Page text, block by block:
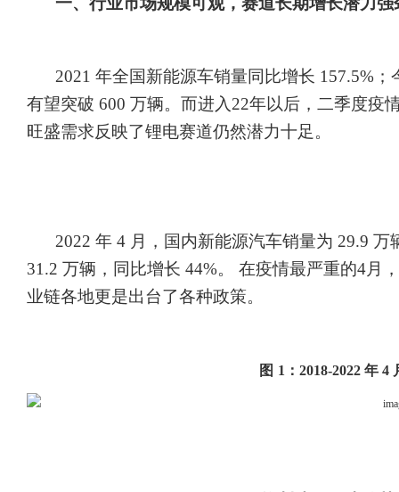
2021 年全国新能源车销量同比增长 157.5%
有望突破 600 万辆。而进入22年以后，二季度疫
旺盛需求反映了锂电赛道仍然潜力十足。
2022 年 4 月，国内新能源汽车销量为 29.9
31.2 万辆，同比增长 44%。 在疫情最严重的4月
业链各地更是出台了各种政策。
图 1：2018-2022 年